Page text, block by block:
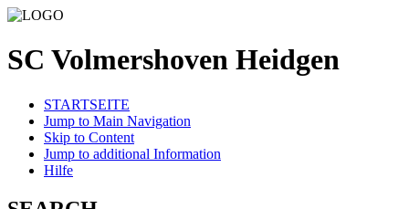
SC Volmershoven Heidgen
STARTSEITE
Jump to Main Navigation
Skip to Content
Jump to additional Information
Hilfe